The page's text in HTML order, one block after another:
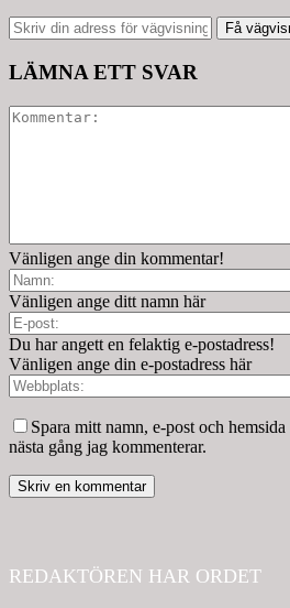
Få
LÄMNA ETT SVAR
Vänligen ange din kommentar!
Vänligen ange ditt namn här
Du har angett en felaktig e-postadress!
Vänligen ange din e-postadress här
Spara mitt namn, e-post och
nästa gång jag kommenterar.
REDAKTÖREN HAR ORDET